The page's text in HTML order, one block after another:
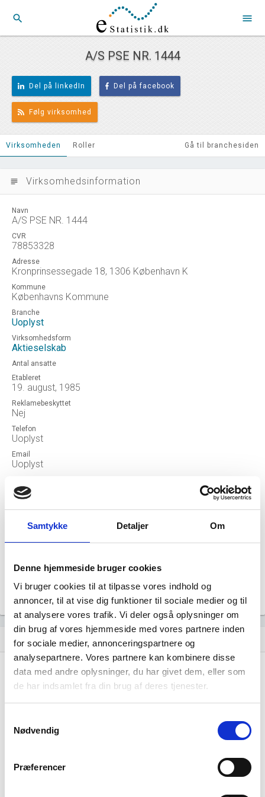
Samtykke Detaljer Om
Denne hjemmeside bruger cookies
Vi bruger cookies til at tilpasse vores indhold og
annoncer, til at vise dig funktioner til sociale medier og til
at analysere vores trafik. Vi deler også oplysninger om
din brug af vores hjemmeside med vores partnere inden
for sociale medier, annonceringspartnere og
analysepartnere. Vores partnere kan kombinere disse
data med andre oplysninger, du har givet dem, eller som
de har indsamlet fra din brug af deres tjenester.
Nødvendig
Præferencer
search menu
A/S PSE NR. 1444
Del på linkedIn Del på facebook
Følg virksomhed
Virksomheden Roller Gå til branchesiden
subject Virksomhedsinformation
Navn
A/S PSE NR. 1444
CVR
78853328
Adresse
Kronprinsessegade 18, 1306 København K
Kommune
Københavns Kommune
Branche
Uoplyst
Virksomhedsform
Aktieselskab
Antal ansatte
Etableret
19. august, 1985
Reklamebeskyttet
Nej
Telefon
Uoplyst
Email
Uoplyst
A/S PSE NR. 1444
Revisor
Uoplyst
Uoplyst
Tegningsregel
Uoplyst
show_chart Udvikling i antal ansatte
A/S PSE NR. 1444 har ikke haft nogen
generere figuren for denne virksomhed.